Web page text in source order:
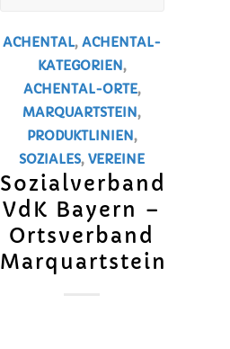
ACHENTAL,ACHENTAL-
KATEGORIEN,
ACHENTAL-ORTE,
MARQUARTSTEIN,
PRODUKTLINIEN,
SOZIALES,VEREINE
Sozialverband
VdK Bayern –
Ortsverband
Marquartstein